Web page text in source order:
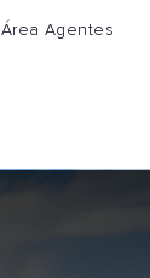
Área Agentes